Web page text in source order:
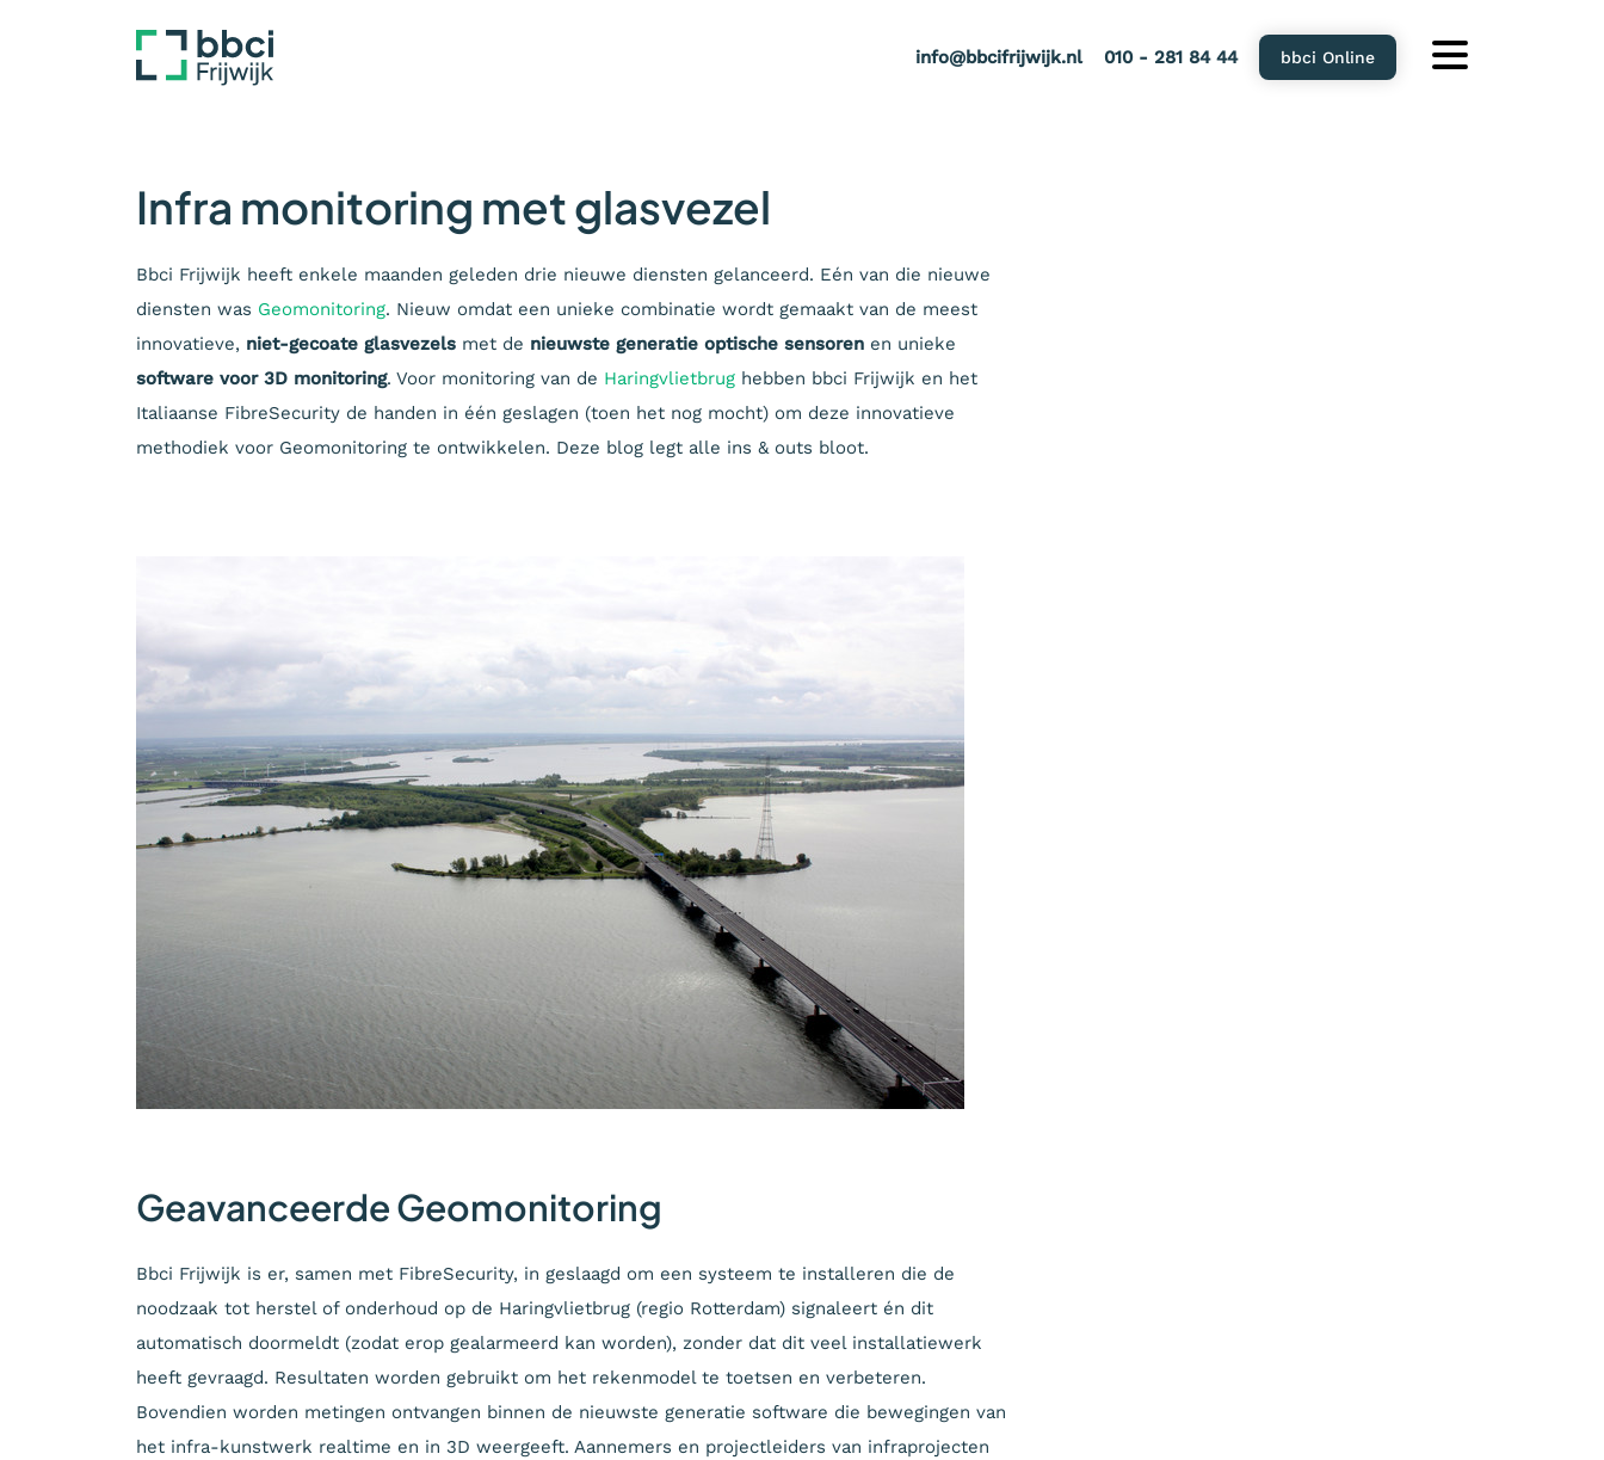
info@bbcifrijwijk.nl 010 - 281 84 44 bbci Online
Infra monitoring met glasvezel
Bbci Frijwijk heeft enkele maanden geleden drie nieuwe diensten gelanceerd. Eén van die nieuwe
diensten was Geomonitoring. Nieuw omdat een unieke combinatie wordt gemaakt van de meest
innovatieve, niet-gecoate glasvezels met de nieuwste generatie optische sensoren en unieke
software voor 3D monitoring. Voor monitoring van de Haringvlietbrug hebben bbci Frijwijk en het
Italiaanse FibreSecurity de handen in één geslagen (toen het nog mocht) om deze innovatieve
methodiek voor Geomonitoring te ontwikkelen. Deze blog legt alle ins & outs bloot.
Geavanceerde Geomonitoring
Bbci Frijwijk is er, samen met FibreSecurity, in geslaagd om een systeem te installeren die de
noodzaak tot herstel of onderhoud op de Haringvlietbrug (regio Rotterdam) signaleert én dit
automatisch doormeldt (zodat erop gealarmeerd kan worden), zonder dat dit veel installatiewerk
heeft gevraagd. Resultaten worden gebruikt om het rekenmodel te toetsen en verbeteren.
Bovendien worden metingen ontvangen binnen de nieuwste generatie software die bewegingen van
het infra-kunstwerk realtime en in 3D weergeeft. Aannemers en projectleiders van infraprojecten